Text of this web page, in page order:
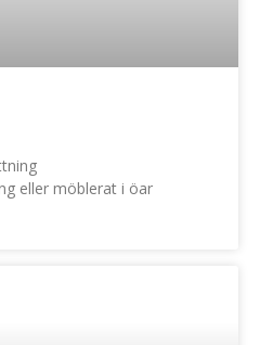
eller möblerat i öar